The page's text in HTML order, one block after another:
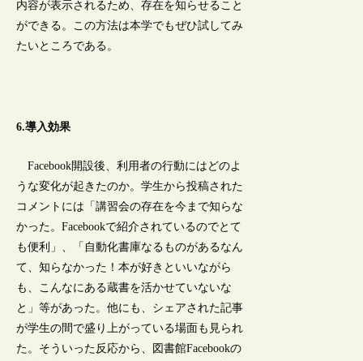
内容が表示されるため、存在を知らせること
ができる。この方法は本学でもぜひ試してみ
たいところである。
6.導入効果
Facebook開設後、利用者の行動にはどのよ
うな変化が起きたのか。学生から投稿された
コメントには「講習会の存在を今まで知らな
かった。Facebookで紹介されているのでとて
も便利」、「自動化書庫なるものがあるなん
て、知らなかった！本が好きといいながら
も、こんなにある蔵書を活かせていないな
と」等があった。他にも、シェアされた記事
が学生の間で盛り上がっている場面も見られ
た。そういった反応から、図書館Facebookの